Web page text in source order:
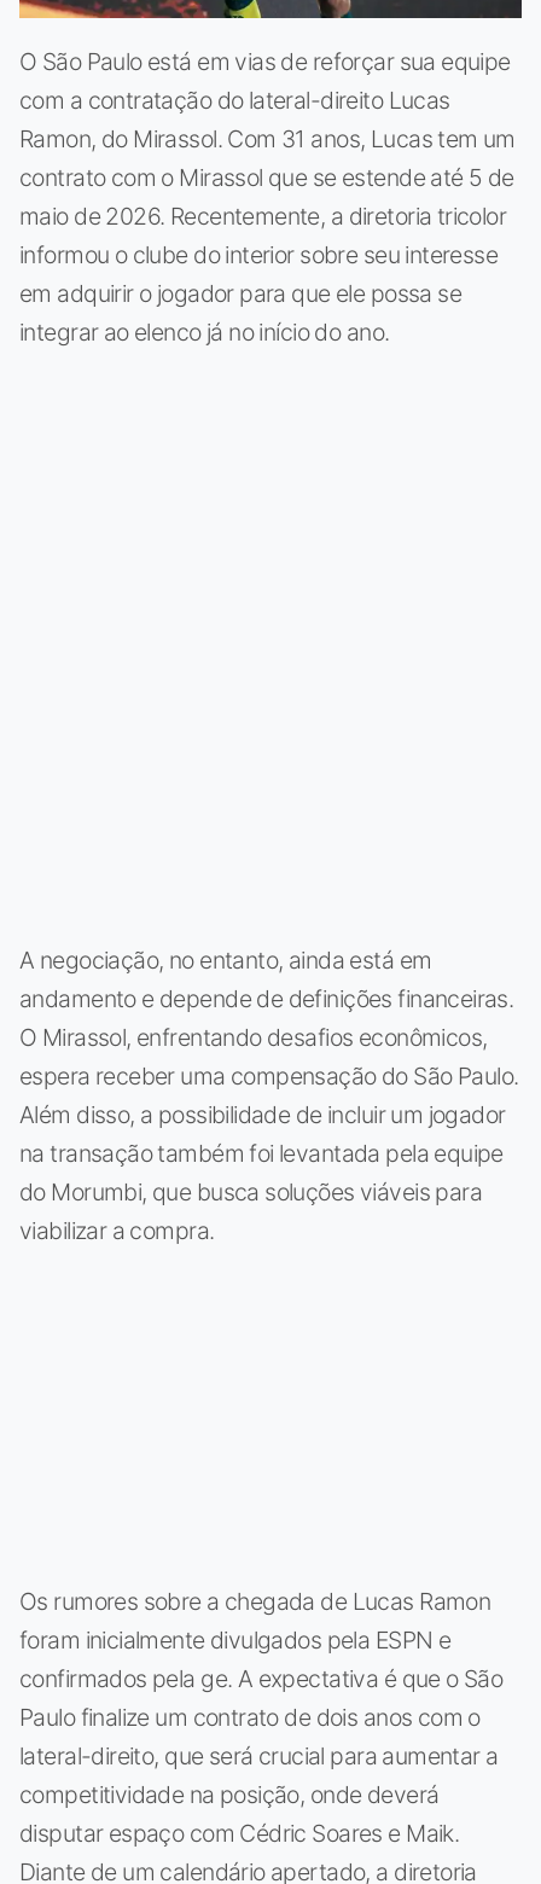
O São Paulo está em vias de reforçar sua equipe
com a contratação do lateral-direito Lucas
Ramon, do Mirassol. Com 31 anos, Lucas tem um
contrato com o Mirassol que se estende até 5 de
maio de 2026. Recentemente, a diretoria tricolor
informou o clube do interior sobre seu interesse
em adquirir o jogador para que ele possa se
integrar ao elenco já no início do ano.
A negociação, no entanto, ainda está em
andamento e depende de definições financeiras.
O Mirassol, enfrentando desafios econômicos,
espera receber uma compensação do São Paulo.
Além disso, a possibilidade de incluir um jogador
na transação também foi levantada pela equipe
do Morumbi, que busca soluções viáveis para
viabilizar a compra.
Os rumores sobre a chegada de Lucas Ramon
foram inicialmente divulgados pela ESPN e
confirmados pela ge. A expectativa é que o São
Paulo finalize um contrato de dois anos com o
lateral-direito, que será crucial para aumentar a
competitividade na posição, onde deverá
disputar espaço com Cédric Soares e Maik.
Diante de um calendário apertado, a diretoria